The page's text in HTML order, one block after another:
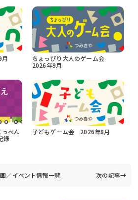
ちょっぴり大人のゲーム会
2026年9月
っぺん
録
子どもゲーム会 2026年8月
／イベント情報一覧 次の記事→